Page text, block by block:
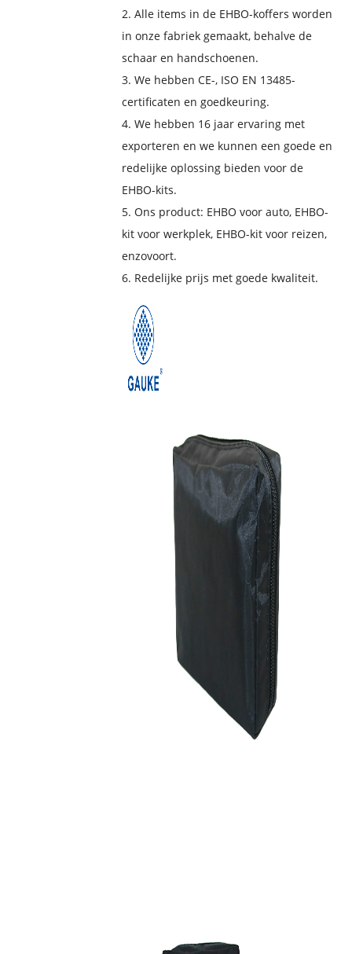
2. Alle items in de EHBO-koffers worden
in onze fabriek gemaakt, behalve de
schaar en handschoenen.
3. We hebben CE-, ISO EN 13485-
certificaten en goedkeuring.
4. We hebben 16 jaar ervaring met
exporteren en we kunnen een goede en
redelijke oplossing bieden voor de
EHBO-kits.
5. Ons product: EHBO voor auto, EHBO-
kit voor werkplek, EHBO-kit voor reizen,
enzovoort.
6. Redelijke prijs met goede kwaliteit.